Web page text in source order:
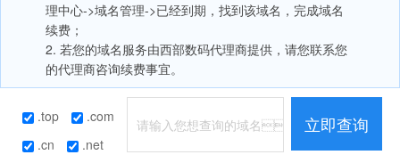
理中心->域名管理->已经到期，找到该域名，完成域名
续费；
2. 若您的域名服务由西部数码代理商提供，请您联系您
的代理商咨询续费事宜。
.top
.com
.cn
.net
立即查询